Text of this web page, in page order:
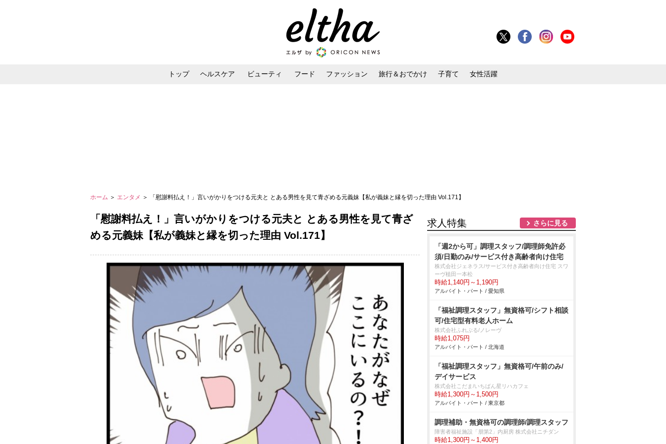
トップ ヘルスケア ビューティ フード ファッション 旅行＆おでかけ 子育て 女性活躍
ホーム ＞ エンタメ ＞ 「慰謝料払え！」言いがかりをつける元夫と とある男性を見て青ざめる元義妹【私が義妹と縁を切った理由 Vol.171】
「慰謝料払え！」言いがかりをつける元夫と とある男性を見て青ざ
める元義妹【私が義妹と縁を切った理由 Vol.171】
求人特集 さらに見る
「週2から可」調理スタッフ/調理師免許必
須/日勤のみ/サービス付き高齢者向け住宅
株式会社ジェネラス/サービス付き高齢者向け住宅 スワ
ーヴ植田一本松
時給1,140円～1,190円
アルバイト・パート / 愛知県
「福祉調理スタッフ」無資格可/シフト相談
可/住宅型有料老人ホーム
株式会社ふれぶる/ノレーヴ
時給1,075円
アルバイト・パート / 北海道
「福祉調理スタッフ」無資格可/午前のみ/
デイサービス
株式会社こだま/いちばん星リハカフェ
時給1,300円～1,500円
アルバイト・パート / 東京都
調理補助・無資格可の調理師/調理スタッフ
障害者福祉施設「朋第2」内厨房 株式会社ニチダン
時給1,300円～1,400円